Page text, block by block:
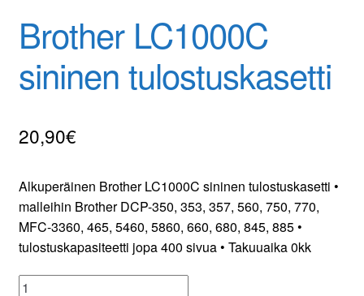
Yrityksestä
Yhteydenotto
Oma tili
Brother LC1000C
sininen tulostuskasetti
20,90€
Alkuperäinen Brother LC1000C sininen tulostuskasetti •
malleihin Brother DCP-350, 353, 357, 560, 750, 770,
MFC-3360, 465, 5460, 5860, 660, 680, 845, 885 •
tulostuskapasiteetti jopa 400 sivua • Takuuaika 0kk
Brother